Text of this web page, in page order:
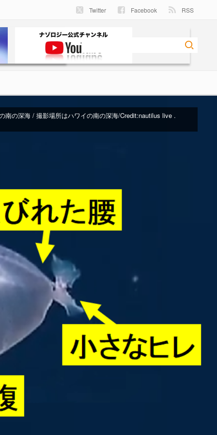
Twitter Facebook RSS
南の深海 / 撮影場所はハワイの南の深海/Credit:nautilus live .